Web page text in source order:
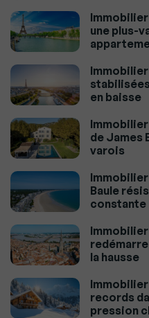
une plus-
en baisse
de James
varois
Baule
constante
la hausse
Immobilier
records
pression